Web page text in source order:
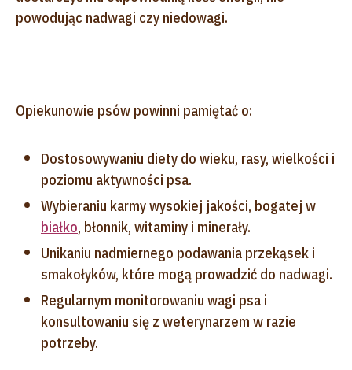
powodując nadwagi czy niedowagi.
Opiekunowie psów powinni pamiętać o:
Dostosowywaniu diety do wieku, rasy, wielkości i
poziomu aktywności psa.
Wybieraniu karmy wysokiej jakości, bogatej w
białko, błonnik, witaminy i minerały.
Unikaniu nadmiernego podawania przekąsek i
smakołyków, które mogą prowadzić do nadwagi.
Regularnym monitorowaniu wagi psa i
konsultowaniu się z weterynarzem w razie
potrzeby.